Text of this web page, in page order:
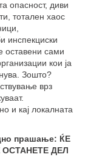
опасност, диви
тотален хаос
инспекциски
оставени сами
кои ја
Зошто?
врз
и кај локалната
прашање: ЌЕ
ДЕЛ